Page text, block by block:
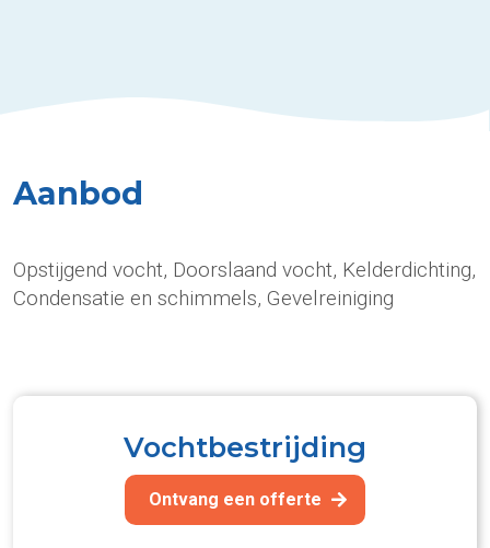
Aanbod
Opstijgend vocht, Doorslaand vocht, Kelderdichting,
Condensatie en schimmels, Gevelreiniging
Vochtbestrijding
Ontvang een offerte